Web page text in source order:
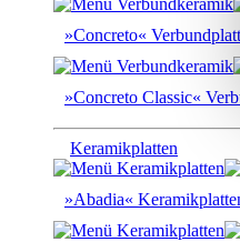
»Concreto«
»Concreto Classic«
Keramikplatten
»Abadia«